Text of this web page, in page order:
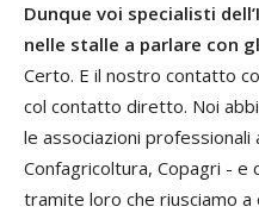
Dunque voi specialisti
nelle stalle a parlare con
Certo. E il nostro contatto
col contatto diretto. Noi
le associazioni professionali
Confagricoltura, Copagri - e
tramite loro che riusciamo